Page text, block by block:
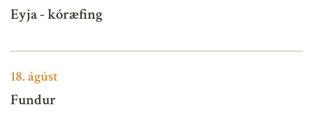
Eyja - kóræfing
18.ágúst
Fundur